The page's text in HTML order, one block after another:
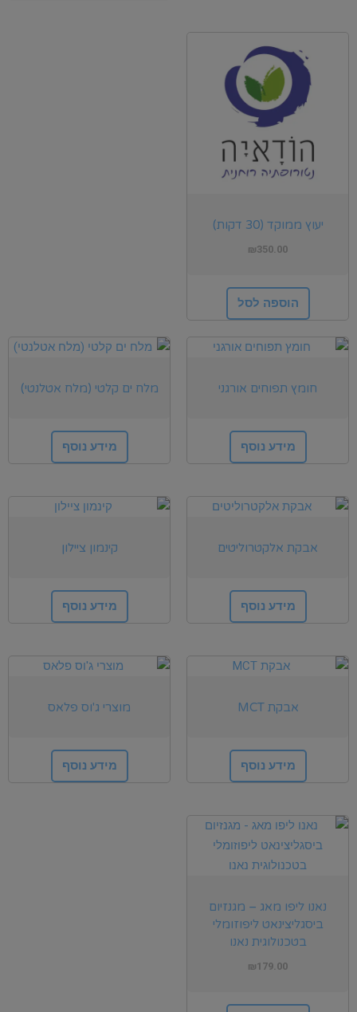
יעוץ ממוקד (30 דקות)
₪350.00
הוספה לסל
חומץ תפוחים אורגני
מידע נוסף
מלח ים קלטי (מלח אטלנטי)
מידע נוסף
אבקת אלקטרוליטים
מידע נוסף
קינמון ציילון
מידע נוסף
אבקת MCT
מידע נוסף
מוצרי ג'וס פלאס
מידע נוסף
נאנו ליפו מאג – מגנזיום
ביסגליצינאט ליפוזומלי
בטכנולוגית נאנו
₪179.00